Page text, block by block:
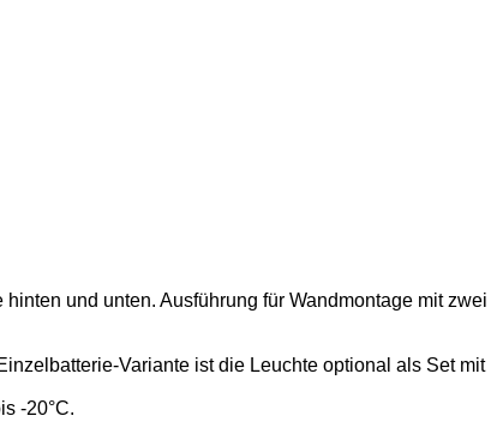
und unten. Ausführung für Wandmontage mit zwei
Variante ist die Leuchte optional als Set mit
-20°C.